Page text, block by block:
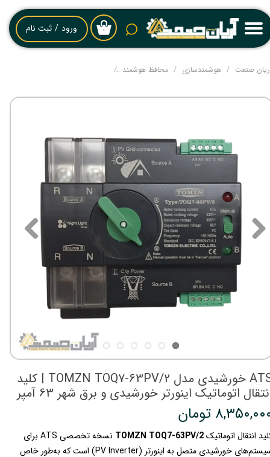
۰ ورود / ثبت نام
حساب کاربری من
صنعت هوشمندسازی محافظ هوشمند
ATS خورشیدی مدل TOMZN TOQ7-63PV/2 | کلید
اتوماتیک اینورتر خورشیدی و برق شهر 63 آمپر
تومان
انتقال اتوماتیکTOMZN TOQ7-63PV/2
نسخه تخصصی ATS برای
سیستم‌های خورشیدی متصل به اینورتر (PV Inverter) است که به‌طور خاص